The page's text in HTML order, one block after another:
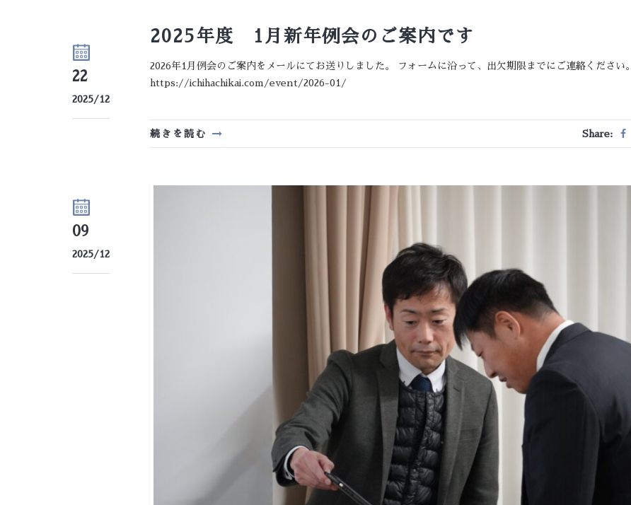
22
2025/12
2025年度 1月新年例会のご案内です
2026年1月例会のご案内をメールにてお送りしました。 フォームに沿って、出欠期限までにご連絡ください。
https://ichihachikai.com/event/2026-01/
続きを読む Share:
09
2025/12